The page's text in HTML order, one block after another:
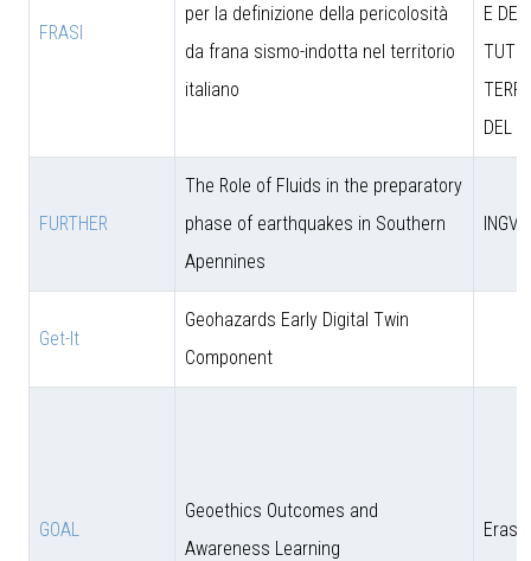
FRASI
per la definizione della pericolosità
da frana sismo-indotta nel territorio
italiano
E
DEL
FURTHER
The Role of Fluids in the preparatory
phase of earthquakes in Southern
Apennines
INGV
Get-It
Geohazards Early Digital Twin
Component
GOAL
Geoethics Outcomes and
Awareness Learning